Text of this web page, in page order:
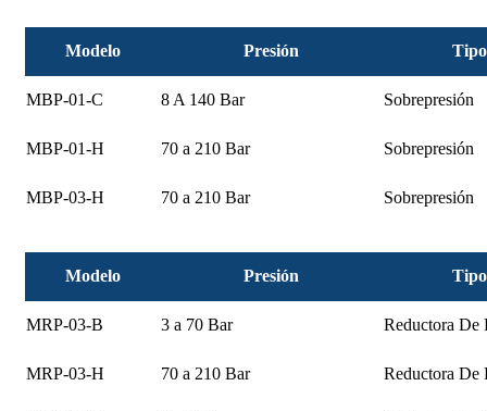
Modelo Presión
MBP-01-C 8 A 140 Bar Sobrepresión
MBP-01-H 70 a 210 Bar Sobrepresión
MBP-03-H 70 a 210 Bar Sobrepresión
Modelo Presión
MRP-03-B 3 a 70 Bar Reductora De
MRP-03-H 70 a 210 Bar Reductora De